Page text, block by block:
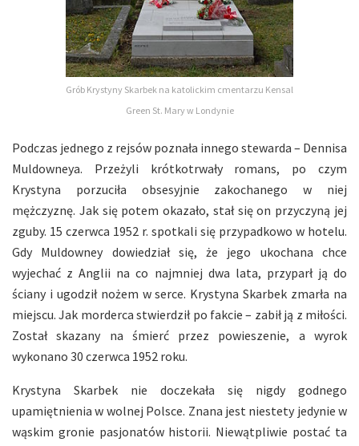
Grób Krystyny Skarbek na katolickim cmentarzu Kensal
Green St. Mary w Londynie
Podczas jednego z rejsów poznała innego stewarda – Dennisa
Muldowneya. Przeżyli krótkotrwały romans, po czym
Krystyna porzuciła obsesyjnie zakochanego w niej
mężczyznę. Jak się potem okazało, stał się on przyczyną jej
zguby. 15 czerwca 1952 r. spotkali się przypadkowo w hotelu.
Gdy Muldowney dowiedział się, że jego ukochana chce
wyjechać z Anglii na co najmniej dwa lata, przyparł ją do
ściany i ugodził nożem w serce. Krystyna Skarbek zmarła na
miejscu. Jak morderca stwierdził po fakcie – zabił ją z miłości.
Został skazany na śmierć przez powieszenie, a wyrok
wykonano 30 czerwca 1952 roku.
Krystyna Skarbek nie doczekała się nigdy godnego
upamiętnienia w wolnej Polsce. Znana jest niestety jedynie w
wąskim gronie pasjonatów historii. Niewątpliwie postać ta